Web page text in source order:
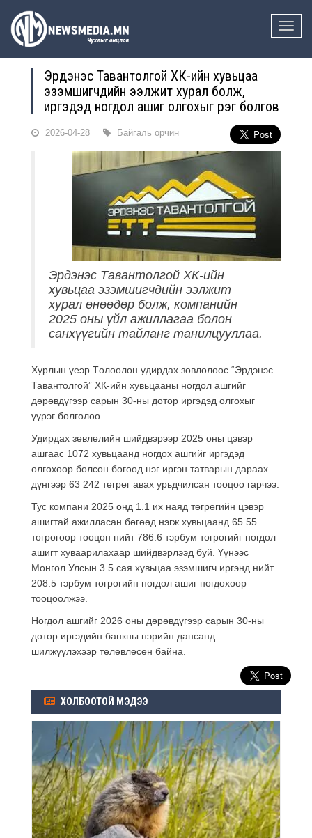
Toggle
Эрдэнэс Тавантолгой ХК-ийн хувьцаа
эзэмшигчдийн ээлжит хурал болж,
иргэдэд ногдол ашиг олгохыг үүрэг болгов
2026-04-28 Байгаль орчин
Эрдэнэс Тавантолгой ХК-ийн
хувьцаа эзэмшигчдийн ээлжит
хурал өнөөдөр болж, компанийн
2025 оны үйл ажиллагаа болон
санхүүгийн тайланг танилцууллаа.
Хурлын үеэр Төлөөлөн удирдах зөвлөлөөс “Эрдэнэс
Тавантолгой” ХК-ийн хувьцааны ногдол ашгийг
дөрөвдүгээр сарын 30-ны дотор иргэдэд олгохыг
үүрэг болголоо.
Удирдах зөвлөлийн шийдвэрээр 2025 оны цэвэр
ашгаас 1072 хувьцаанд ногдох ашгийг иргэдэд
олгохоор болсон бөгөөд нэг иргэн татварын дараах
дүнгээр 63 242 төгрөг авах урьдчилсан тооцоо гарчээ.
Тус компани 2025 онд 1.1 их наяд төгрөгийн цэвэр
ашигтай ажилласан бөгөөд нэгж хувьцаанд 65.55
төгрөгөөр тооцон нийт 786.6 тэрбум төгрөгийг ногдол
ашигт хуваарилахаар шийдвэрлээд буй. Үүнээс
Монгол Улсын 3.5 сая хувьцаа эзэмшигч иргэнд нийт
208.5 тэрбум төгрөгийн ногдол ашиг ногдохоор
тооцоолжээ.
Ногдол ашгийг 2026 оны дөрөвдүгээр сарын 30-ны
дотор иргэдийн банкны нэрийн дансанд
шилжүүлэхээр төлөвлөсөн байна.
ХОЛБООТОЙ МЭДЭЭ